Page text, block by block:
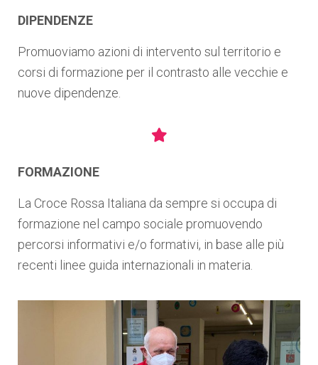
DIPENDENZE
Promuoviamo azioni di intervento sul territorio e
corsi di formazione per il contrasto alle vecchie e
nuove dipendenze.
FORMAZIONE
La Croce Rossa Italiana da sempre si occupa di
formazione nel campo sociale promuovendo
percorsi informativi e/o formativi, in base alle più
recenti linee guida internazionali in materia.